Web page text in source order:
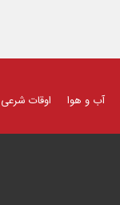
آب و هوا اوقات شرعی